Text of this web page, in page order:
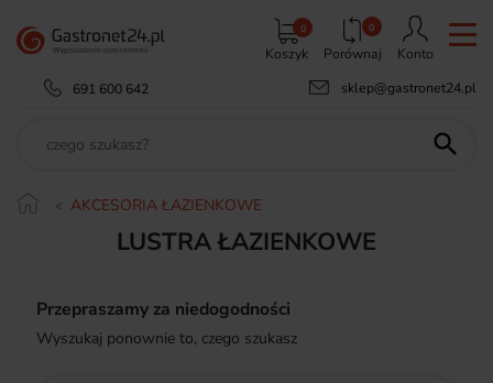
Koszyk
0 0
Porównaj
Konto
691 600 642
sklep@gastronet24.pl

AKCESORIA ŁAZIENKOWE
LUSTRA ŁAZIENKOWE
Przepraszamy za niedogodności
Wyszukaj ponownie to, czego szukasz